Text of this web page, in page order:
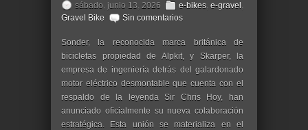
sábado, junio 13, 2026 e-bikes, e-gravel ,
Gravel Bike
Sin comentarios
Sonder, la reconocida marca británica de
bicicletas propiedad de Alpkit, y Skarper, la
empresa de ingeniería detrás del galardonado
motor eléctrico desmontable que cuenta con el
respaldo de la leyenda Sir Chris Hoy, han
anunciado oficialmente su nueva colaboración
estratégica. Esta unión se materializa en el